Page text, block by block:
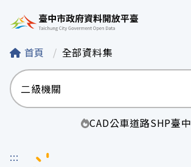
臺中市政府
首頁 全部資料集
CAD公車道路SHP臺中
:::